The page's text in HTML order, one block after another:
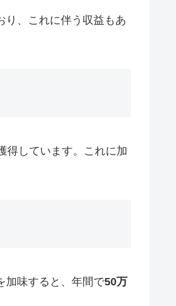
り、これに伴う収益もあ
得しています。これに加
加味すると、年間で50万